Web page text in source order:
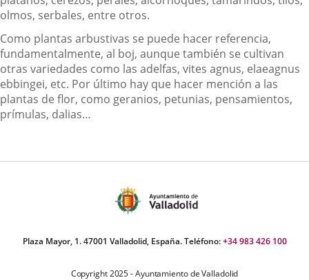
olmos, serbales, entre otros.
Como plantas arbustivas se puede hacer referencia,
fundamentalmente, al boj, aunque también se cultivan
otras variedades como las adelfas, vites agnus, elaeagnus
ebbingei, etc. Por último hay que hacer mención a las
plantas de flor, como geranios, petunias, pensamientos,
prímulas, dalias…
Plaza Mayor, 1. 47001 Valladolid, España. Teléfono:+34 983 426 100
Copyright 2025 - Ayuntamiento de Valladolid